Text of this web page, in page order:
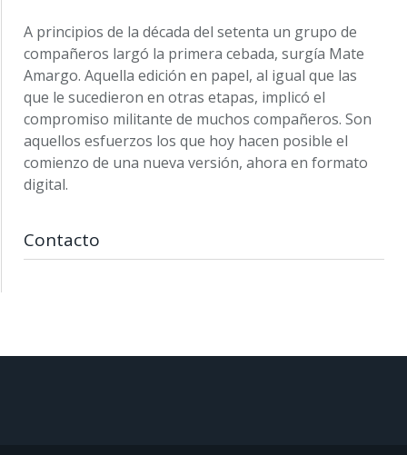
A principios de la década del setenta un grupo de
compañeros largó la primera cebada, surgía Mate
Amargo. Aquella edición en papel, al igual que las
que le sucedieron en otras etapas, implicó el
compromiso militante de muchos compañeros. Son
aquellos esfuerzos los que hoy hacen posible el
comienzo de una nueva versión, ahora en formato
digital.
Contacto